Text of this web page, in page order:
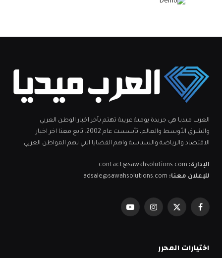
العرب ميديا هي جريدة يومية عربية تهتم بآخر اخبار الوطن العربي
والشرق الأوسط والعالم، تأسست عام 2002. تابع معنا اخر اخبار
الاقتصاد والرياضة والسياسة واهم القضايا التي تهم المواطن العربي.
الإدارة: contact@sawahsolutions.com
للإعلان معنا: adsale@sawahsolutions.com
فيسبوكX
الانستغراميوتيوب
اختيارات المحرر